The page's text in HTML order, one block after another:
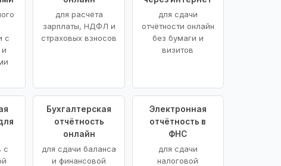
с
для расчёта
зарплаты, НДФЛ и
страховых взносов
для сдачи
отчётности онлайн
без бумаги и
визитов
с
Бухгалтерская
отчётность
онлайн
для сдачи баланса
и финансовой
Электронная
отчётность в
ФНС
для сдачи
налоговой